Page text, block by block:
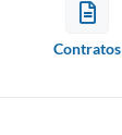
Contratos